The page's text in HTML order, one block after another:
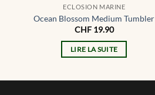
ECLOSION MARINE
Ocean Blossom Medium Tumbler
CHF19.90
LIRE LA SUITE